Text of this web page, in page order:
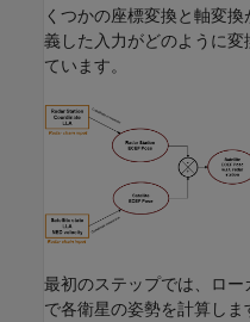
くつかの座標変換と軸変
義した入力がどのように
ています。
最初のステップでは、ロ
で各衛星の姿勢を計算し